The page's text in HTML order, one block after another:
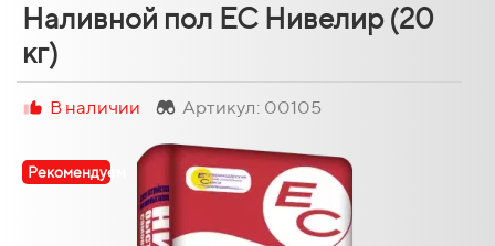
Наливной пол ЕС Нивелир (20
кг)
Рекомендуем
В наличии Артикул: 00105